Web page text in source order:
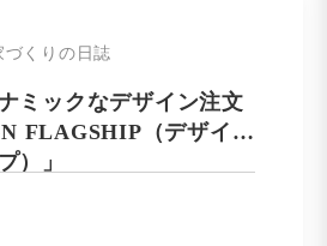
づくりの日誌
ミックなデザイン注文
FLAGSHIP（デザイン
）」